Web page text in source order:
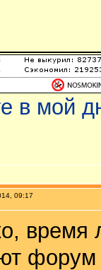
в мой
09:17
время
форум